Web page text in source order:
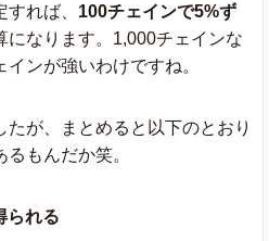
れば、 100チェインで5%ず
になります。1,000チェインな
ンが強いわけですね。
が、まとめると以下のとおり
もんだか笑。
られる